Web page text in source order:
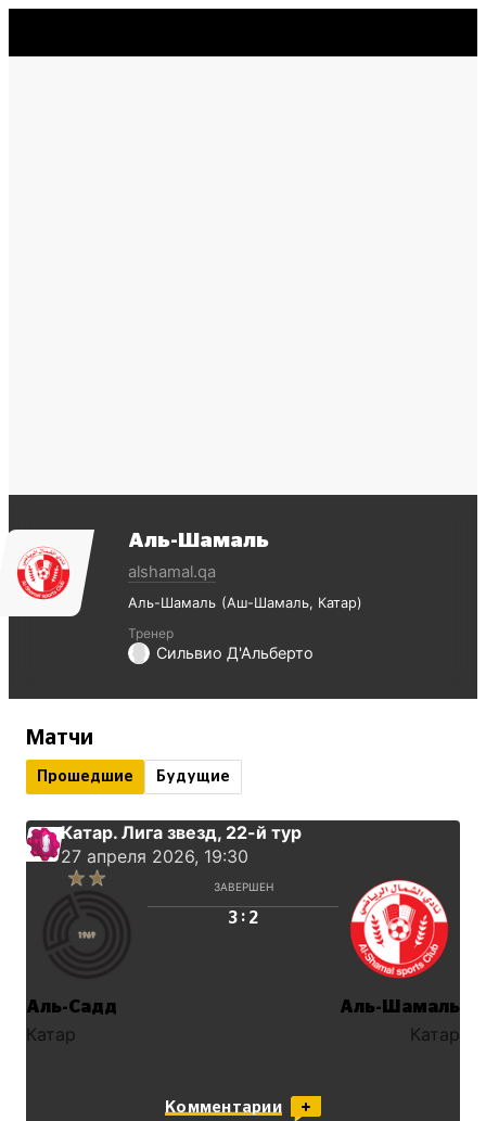
Аль-Шамаль
alshamal.qa
Аль-Шамаль Аш-Шамаль Катар
Тренер
Сильвио Д'Альберто
Матчи
Прошедшие Будущие
Катар. Лига звезд, 22-й тур
27 апреля 2026, 19:30
ЗАВЕРШЕН
3 : 2
Аль-Садд
Катар
Аль-Шамаль
Катар
Комментарии